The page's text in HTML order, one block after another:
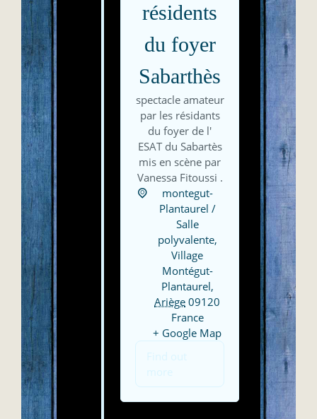
résidents
du foyer
Sabarthès
spectacle amateur
par les résidants
du foyer de l'
ESAT du Sabartès
mis en scène par
Vanessa Fitoussi .
montegut-
Plantaurel /
Salle
polyvalente,
Village
Montégut-
Plantaurel,
Ariège 09120
France
+ Google Map
Find out
more